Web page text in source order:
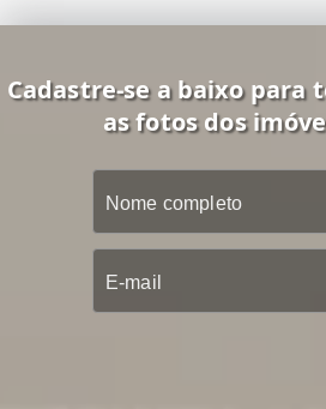
Cadastre-se a baixo para
as fotos dos